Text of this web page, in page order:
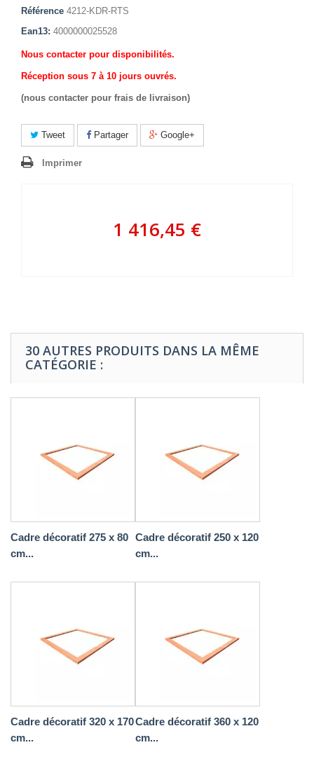
Référence 4212-KDR-RTS
Ean13: 4000000025528
Nous contacter pour disponibilités.
Réception sous 7 à 10 jours ouvrés.
(nous contacter pour frais de livraison)
Tweet Partager Google+
Imprimer
1 416,45 €
30 AUTRES PRODUITS DANS LA MÊME
CATÉGORIE :
Cadre décoratif 275 x 80
cm...
Cadre décoratif 250 x 120
cm...
Cadre décoratif 320 x 170
cm...
Cadre décoratif 360 x 120
cm...